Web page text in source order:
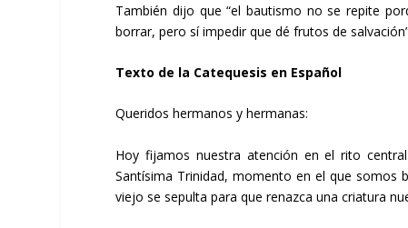
También dijo que “el bautismo no se repite
borrar, pero sí impedir que dé frutos de
Texto de la Catequesis en Español
Queridos hermanos y hermanas:
Hoy fijamos nuestra atención en el rito
Santísima Trinidad, momento en el que somos
viejo se sepulta para que renazca una criatura